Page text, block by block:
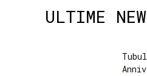
ULTIME